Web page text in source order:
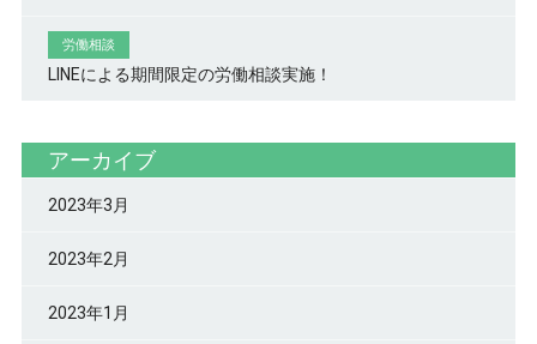
労働相談
LINEによる期間限定の労働相談実施！
アーカイブ
2023年3月
2023年2月
2023年1月